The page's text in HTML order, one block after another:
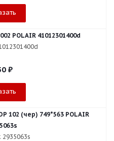
POLAIR 41012301400d
₽
102 (чер) 749*563 POLAIR
2935063s